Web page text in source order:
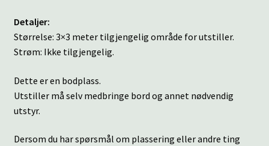
Detaljer:
Størrelse: 3×3 meter tilgjengelig område for utstiller.
Strøm: Ikke tilgjengelig.
Dette er en bodplass.
Utstiller må selv medbringe bord og annet nødvendig
utstyr.
Dersom du har spørsmål om plassering eller andre ting